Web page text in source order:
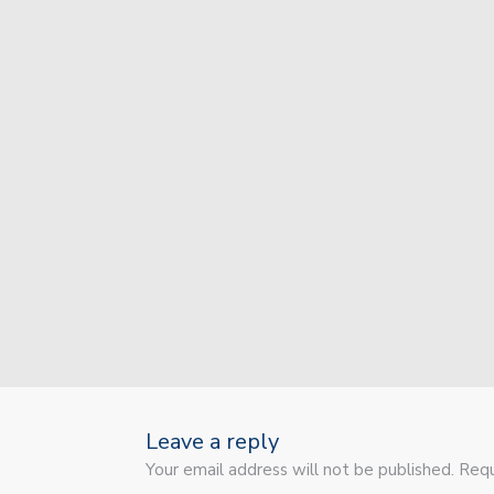
Con dos caras nuevas,
Leave a reply
Your email address will not be published.